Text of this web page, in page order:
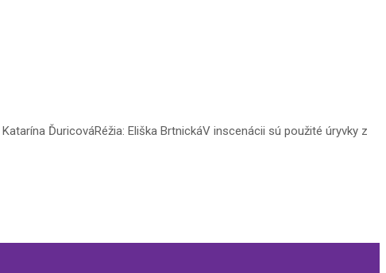
ĎuricováRéžia: Eliška BrtnickáV inscenácii sú použité úryvky z